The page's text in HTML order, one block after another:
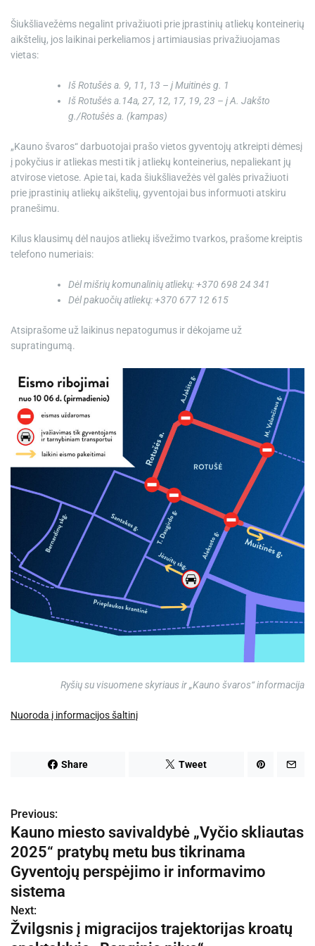
Šiukšliavežėms negalint privažiuoti prie įprastinių atliekų konteinerių
aikštelių, jos laikinai perkeliamos į artimiausias privažiuojamas
vietas:
Iš Rotušės a. 9, 11, 13 – į Muitinės g. 1
Iš Rotušės a.14a, 27, 12, 17, 19, 23 – į A. Jakšto
g./Rotušės a. (kampas)
„Kauno švaros“ darbuotojai prašo vietos gyventojų atkreipti dėmesį
į pokyčius ir atliekas mesti tik į atliekų konteinerius, nepaliekant jų
atvirose vietose. Apie tai, kada šiukšliavežės vėl galės privažiuoti
prie įprastinių atliekų aikštelių, gyventojai bus informuoti atskiru
pranešimu.
Kilus klausimų dėl naujos atliekų išvežimo tvarkos, prašome kreiptis
telefono numeriais:
Dėl mišrių komunalinių atliekų: +370 698 24 341
Dėl pakuočių atliekų: +370 677 12 615
Atsiprašome už laikinus nepatogumus ir dėkojame už
supratingumą.
Ryšių su visuomene skyriaus ir „Kauno švaros“ informacija
Nuoroda į informacijos šaltinį
Share Tweet
N
a
v
i
g
Previous:
Kauno miesto savivaldybė „Vyčio skliautas
2025“ pratybų metu bus tikrinama
Gyventojų perspėjimo ir informavimo
sistema
Next:
Žvilgsnis į migracijos trajektorijas kroatų